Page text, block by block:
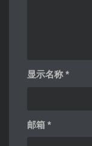
显示名称 *
邮箱 *